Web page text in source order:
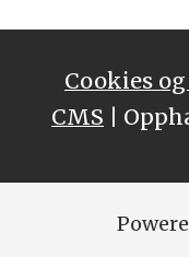
Cookies
CMS |